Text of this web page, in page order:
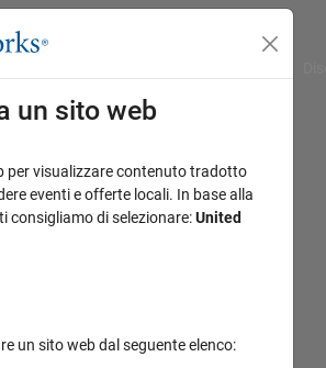
un sito web
per visualizzare contenuto tradotto
eventi e offerte locali. In base alla
consigliamo di selezionare:United
un sito web dal seguente elenco: